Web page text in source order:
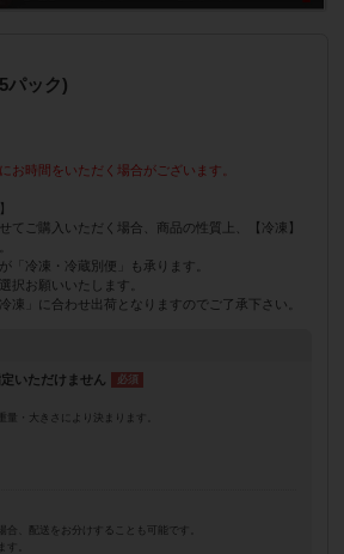
ック)
お時間をいただく場合がございます。
てご購入いただく場合、商品の性質上、【冷凍】
「冷凍・冷蔵別便」も承ります。
択お願いいたします。
凍」に合わせ出荷となりますのでご了承下さい。
いただけません
・大きさにより決まります。
、配送をお分けすることも可能です。
。